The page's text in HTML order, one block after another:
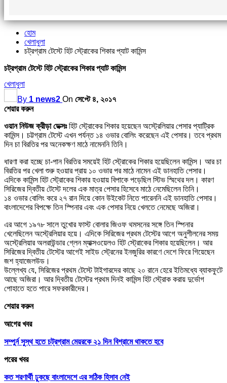
হোম
খেলাধুলা
চট্রগ্রাম টেস্টে হিট স্ট্রোকের শিকার প্যাট কামিন্স
চট্রগ্রাম টেস্টে হিট স্ট্রোকের শিকার প্যাট কামিন্স
খেলাধুলা
By 1 news2 On সেপ্টে ৪, ২০১৭
শেয়ার করুন
ওয়ান নিউজ ক্রীড়া ডেক্সঃহিট স্ট্রোকের শিকার হয়েছেন অস্ট্রেলিয়ার পেসার প্যাট্রিক
কামিন্স। চট্টগ্রাম টেস্টে এখন পর্যন্ত ১৪ ওভার বোলিং করেছেন এই পেসার। তবে প্রথম
দিন চা বিরতির পর অনেকক্ষণ মাঠে নামেননি তিনি।
ধারণা করা হচ্ছে চা-পান বিরতির সময়েই হিট স্ট্রোকের শিকার হয়েছিলেন কামিন্স। আর চা
বিরতির পর খেলা শুরু হওয়ার প্রায় ১০ ওভার পর মাঠে নামেন এই ডানহাতি পেসার।
এদিকে কামিন্স হিট স্ট্রোকের শিকার হওয়ায় বিপাকে পড়েছিল স্টিভ স্মিথের দল। কারণ
সিরিজের দ্বিতীয় টেস্টে দলের এক মাত্র পেসার হিসেবে মাঠে নেমেছিলেন তিনি।
১৪ ওভার বোলিং করে ২৭ রান দিয়ে কোন উইকেট নিতে পারেননি এই ডানহাতি পেসার।
বাংলাদেশের বিপক্ষে তিন স্পিনার এবং এক পেসার নিয়ে খেলতে নেমেছে অজিরা।
এর আগে ১৯৭৮ সালে তুখোর ফাস্ট বোলার জিওফ থমসনের সঙ্গে তিন স্পিনার
খেলেছিলেন অস্ট্রেলিয়ার হয়ে। এদিকে সিরিজের প্রথম টেস্টের আগে অনুশীলনের সময়
অস্ট্রেলিয়ার অলরাউন্ডার গ্লেন ম্যাক্সওয়েলও হিট স্ট্রোকের শিকার হয়েছিলেন। আর
সিরিজের দ্বিতীয় টেস্টের আগেই সাইড স্ট্রেনের ইনজুরির কারণে দেশে ফিরে গিয়েছেন
জশ হ্যাজেলউড।
উল্লেখ্য যে, সিরিজের প্রথম টেস্টে টাইগারদের কাছে ২০ রানে হেরে ইতিমধ্যে ব্যাকফুটে
আছে অজিরা। আর দ্বিতীয় টেস্টের প্রথম দিনই কামিন্স হিট স্ট্রোক করায় দুর্ভোগ
পোহাতে হতে পারে সফরকারীদের।
শেয়ার করুন
আগের খবর
সম্পুর্ন সুস্থ হতে চট্রগ্রাম মেয়রকে ২১ দিন বিশ্রামে থাকতে হবে
পরের খবর
কত শরণার্থী ঢুকছে বাংলাদেশে এর সঠিক হিসাব নেই